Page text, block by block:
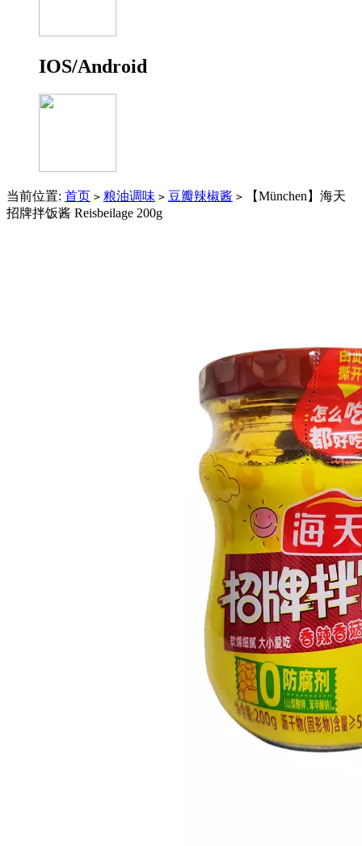
IOS/Android
当前位置: 首页 > 粮油调味 > 豆瓣辣椒酱 > 【München】海天
招牌拌饭酱 Reisbeilage 200g